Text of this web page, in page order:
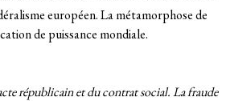
européen. La métamorphose de
de puissance mondiale.
républicain et du contrat social. La fraude